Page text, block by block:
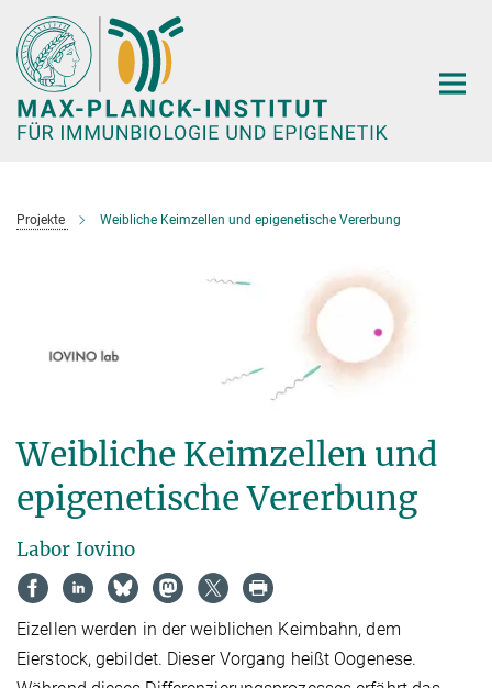
Hauptinhalt
Projekte Weibliche Keimzellen und epigenetische Vererbung
Weibliche Keimzellen und
epigenetische Vererbung
Labor Iovino
Eizellen werden in der weiblichen Keimbahn, dem
Eierstock, gebildet. Dieser Vorgang heißt Oogenese.